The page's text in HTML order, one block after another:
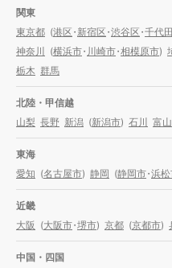
関東
東京都 (港区・新宿区・渋谷区・千代
神奈川 (横浜市・川崎市・相模原市)
栃木 群馬
北陸・甲信越
山梨 長野 新潟 (新潟市) 石川 富山
東海
愛知 (名古屋市) 静岡 (静岡市・浜
近畿
大阪 (大阪市・堺市) 京都 (京都市)
中国・四国